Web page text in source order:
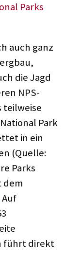
Parks
auch ganz
die Jagd
NPS-
teilweise
Park
in ein
(Quelle:
Parks
dem
Auf
führt direkt